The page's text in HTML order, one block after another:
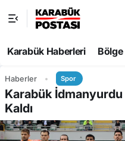
Karabük Haberleri
Haberler Spor
Karabük
Kaldı